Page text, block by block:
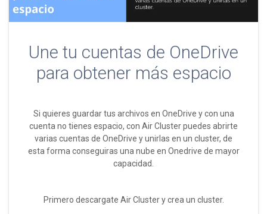
Une tu cuentas de OneDrive
para obtener más espacio
Si quieres guardar tus archivos en OneDrive y con una
cuenta no tienes espacio, con Air Cluster puedes abrirte
varias cuentas de OneDrive y unirlas en un cluster, de
esta forma conseguiras una nube en Onedrive de mayor
capacidad.
Primero descargate Air Cluster y crea un cluster.